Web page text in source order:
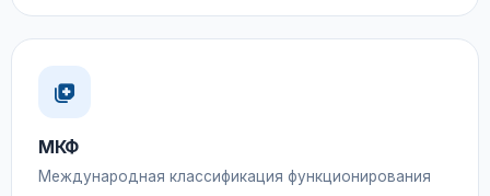
МКФ
Международная классификация функционирования